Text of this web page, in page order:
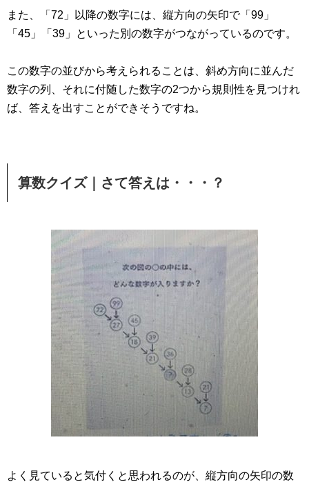
また、「72」以降の数字には、縦方向の矢印で「99」
「45」「39」といった別の数字がつながっているのです。
この数字の並びから考えられることは、斜め方向に並んだ
数字の列、それに付随した数字の2つから規則性を見つけれ
ば、答えを出すことができそうですね。
算数クイズ｜さて答えは・・・？
よく見ていると気付くと思われるのが、縦方向の矢印の数